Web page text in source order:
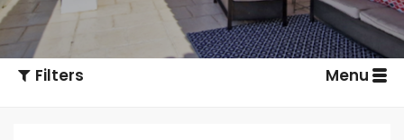
Filters Menu